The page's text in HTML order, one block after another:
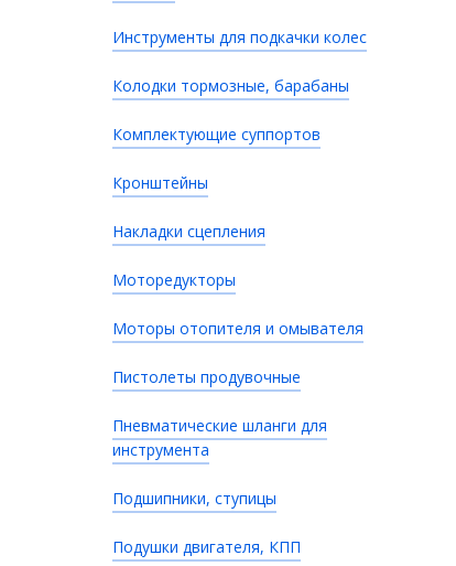
Инструменты для подкачки колес
Колодки тормозные, барабаны
Комплектующие суппортов
Кронштейны
Накладки сцепления
Моторедукторы
Моторы отопителя и омывателя
Пистолеты продувочные
Пневматические шланги для
инструмента
Подшипники, ступицы
Подушки двигателя, КПП